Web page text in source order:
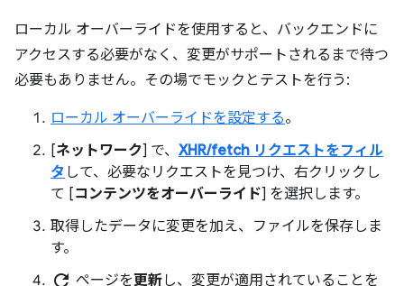
ローカル オーバーライドを使用すると、バックエンドに
アクセスする必要がなく、変更がサポートされるまで待つ
必要もありません。その場でモックとテストを行う:
ローカル オーバーライドを設定する。
[ネットワーク] で、 XHR/fetch リクエストをフィル
タ して、必要なリクエストを見つけ、右クリックし
て [コンテンツをオーバーライド] を選択します。
取得したデータに変更を加え、ファイルを保存しま
す。
refresh ページを更新し、変更が適用されていることを